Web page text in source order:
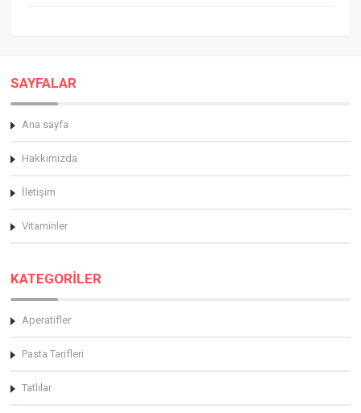
SAYFALAR
Ana sayfa
Hakkimizda
İletişim
Vitaminler
KATEGORİLER
Aperatifler
Pasta Tarifleri
Tatlılar